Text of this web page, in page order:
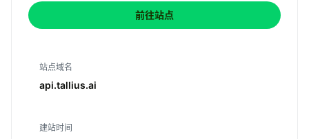
前往站点
站点域名
api.tallius.ai
建站时间